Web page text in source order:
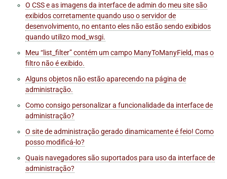
O CSS e as imagens da interface de admin do meu site são
exibidos corretamente quando uso o servidor de
desenvolvimento, no entanto eles não estão sendo exibidos
quando utilizo mod_wsgi.
Meu “list_filter” contém um campo ManyToManyField, mas o
filtro não é exibido.
Alguns objetos não estão aparecendo na página de
administração.
Como consigo personalizar a funcionalidade da interface de
administração?
O site de administração gerado dinamicamente é feio! Como
posso modificá-lo?
Quais navegadores são suportados para uso da interface de
administração?